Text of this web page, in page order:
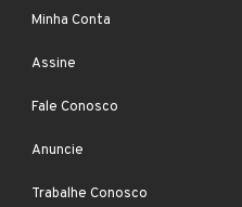
Minha Conta
Assine
Fale Conosco
Anuncie
Trabalhe Conosco